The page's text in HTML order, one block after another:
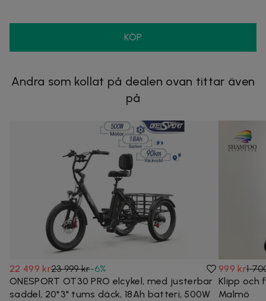
KÖP
Andra som kollat på dealen ovan tittar även
på
22 499 kr23 999 kr-6%
ONESPORT OT30 PRO elcykel, med justerbar
saddel, 20*3" tums däck, 18Ah batteri, 500W
999 kr1
Klipp och
Malmö